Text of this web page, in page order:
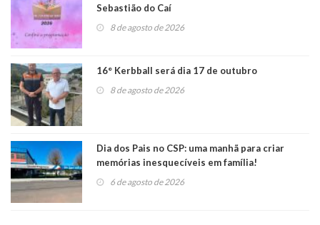
Sebastião do Caí
8 de agosto de 2026
16° Kerbball será dia 17 de outubro
8 de agosto de 2026
Dia dos Pais no CSP: uma manhã para criar
memórias inesquecíveis em família!
6 de agosto de 2026